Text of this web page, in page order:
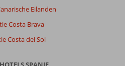
Eilanden
Costa Brava
Costa del Sol